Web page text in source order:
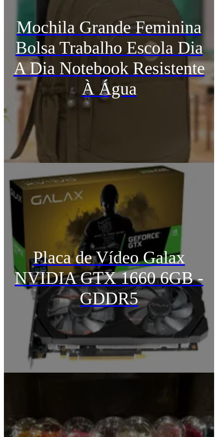
Mochila Grande Feminina
Bolsa Trabalho Escola Dia
A Dia Notebook Resistente
À Água
Placa de Vídeo Galax
NVIDIA GTX 1660 6GB -
GDDR5